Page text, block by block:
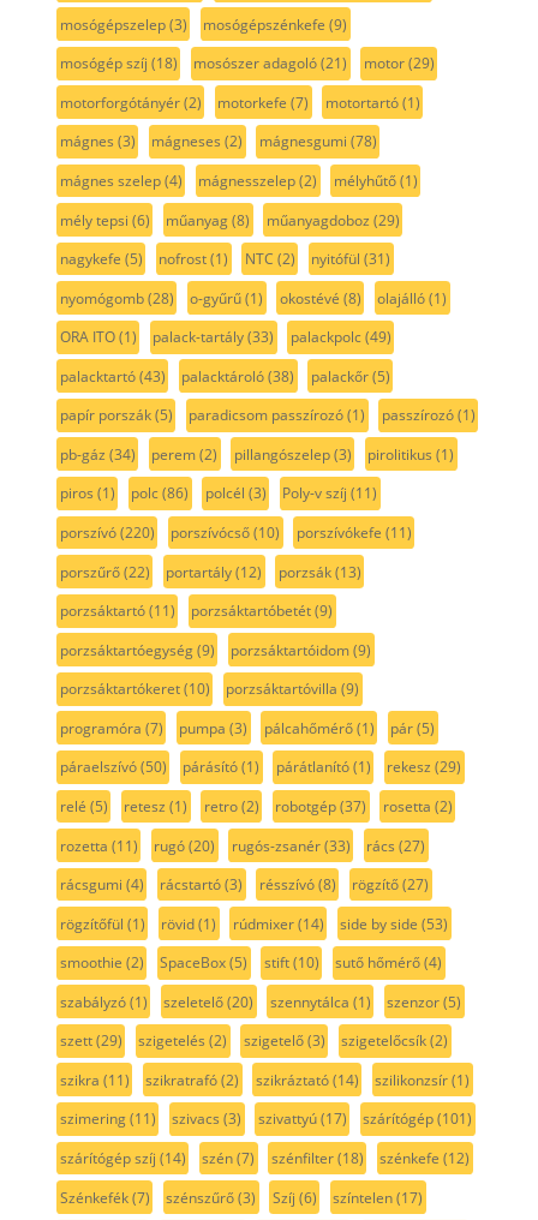
mosógépszelep(3) mosógépszénkefe (9)
mosógép szíj (18) mosószer adagoló(21) motor(29)
motorforgótányér(2) motorkefe (7) motortartó(1)
mágnes (3) mágneses (2) mágnesgumi (78)
mágnes szelep(4) mágnesszelep(2) mélyhűtő(1)
mély tepsi (6) műanyag(8) műanyagdoboz (29)
nagykefe (5) nofrost(1) NTC (2) nyitófül (31)
nyomógomb(28) o-gyűrű(1) okostévé (8) olajálló(1)
ORA ITO(1) palack-tartály(33) palackpolc(49)
palacktartó(43) palacktároló(38) palackőr(5)
papír porszák(5) paradicsom passzírozó(1) passzírozó(1)
pb-gáz (34) perem(2) pillangószelep(3) pirolitikus (1)
piros (1) polc(86) polcél (3) Poly-v szíj (11)
porszívó(220) porszívócső(10) porszívókefe (11)
porszűrő(22) portartály(12) porzsák(13)
porzsáktartó(11) porzsáktartóbetét(9)
porzsáktartóegység(9) porzsáktartóidom(9)
porzsáktartókeret(10) porzsáktartóvilla (9)
programóra (7) pumpa (3) pálcahőmérő(1) pár(5)
páraelszívó(50) párásító(1) párátlanító(1) rekesz (29)
relé (5) retesz (1) retro(2) robotgép(37) rosetta (2)
rozetta (11) rugó(20) rugós-zsanér(33) rács (27)
rácsgumi (4) rácstartó(3) résszívó(8) rögzítő(27)
rögzítőfül (1) rövid(1) rúdmixer(14) side by side (53)
smoothie (2) SpaceBox(5) stift(10) sutő hőmérő(4)
szabályzó(1) szeletelő(20) szennytálca (1) szenzor(5)
szett(29) szigetelés (2) szigetelő(3) szigetelőcsík(2)
szikra (11) szikratrafó(2) szikráztató(14) szilikonzsír(1)
szimering(11) szivacs (3) szivattyú(17) szárítógép(101)
szárítógép szíj (14) szén(7) szénfilter(18) szénkefe (12)
Szénkefék(7) szénszűrő(3) Szíj (6) színtelen(17)